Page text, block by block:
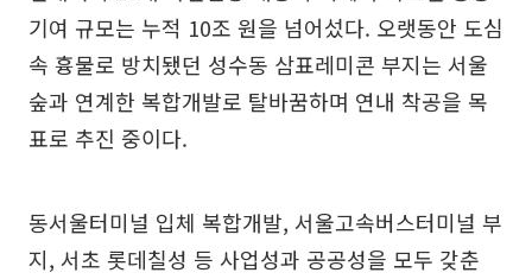
기여 규모는 누적 10조 원을 넘어섰다. 오랫동안 도심
속 흉물로 방치됐던 성수동 삼표레미콘 부지는 서울
숲과 연계한 복합개발로 탈바꿈하며 연내 착공을 목
표로 추진 중이다.
동서울터미널 입체 복합개발, 서울고속버스터미널 부
지, 서초 롯데칠성 등 사업성과 공공성을 모두 갖춘